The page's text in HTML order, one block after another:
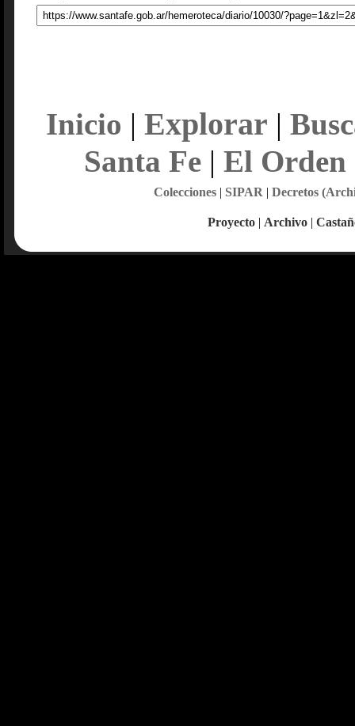
Inicio | Explorar |
Santa Fe| El Orden
Colecciones| SIPAR | Decretos
Proyecto | Archivo |